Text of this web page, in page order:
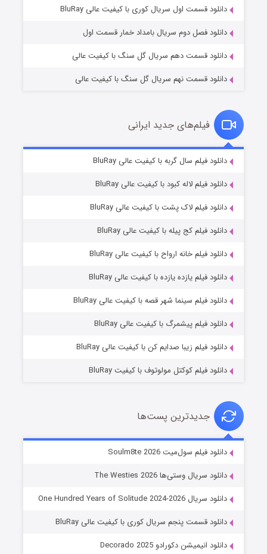
قسمت۲ (زیرنویس) منتشر شد
قسمت۷ (زیرنویس) منتشر شد
خاندان اژدها فصل ۳
دانلود قسمت اول سریال کوری با کیفیت عالی BluRay
دانلود فصل دوم سریال بامداد خمار قسمت اول
دانلود قسمت دهم سریال گل سنگ با کیفیت عالی
دانلود قسمت نهم سریال گل سنگ با کیفیت عالی
فیلم‌های جدید ایرانی
دانلود فیلم سال گربه با کیفیت عالی BluRay
دانلود فیلم لاله کبود با کیفیت عالی BluRay
دانلود فیلم لاک پشت با کیفیت عالی BluRay
دانلود فیلم کج‌ پیله با کیفیت عالی BluRay
دانلود فیلم خانه ارواح با کیفیت عالی BluRay
دانلود فیلم یازده یازده با کیفیت عالی BluRay
دانلود فیلم سینما شهر قصه با کیفیت عالی BluRay
دانلود فیلم پیشمرگ با کیفیت عالی BluRay
دانلود فیلم زیبا صدایم کن با کیفیت عالی BluRay
دانلود فیلم کوکتل مولوتوف با کیفیت BluRay
جدیدترین پست‌ها
دانلود فیلم سول‌میت Soulm8te 2026
دانلود سریال وستی‌ها The Westies 2026
دانلود سریال One Hundred Years of Solitude 2024-2026
دانلود قسمت پنجم سریال کوری با کیفیت عالی BluRay
دانلود انیمیشن دکورادو Decorado 2025